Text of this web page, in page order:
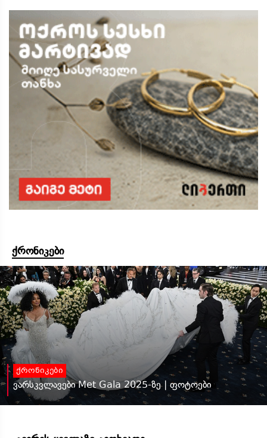
ქრონიკები
ქრონიკები
ვარსკვლავები Met Gala 2025-ზე | ფოტოები